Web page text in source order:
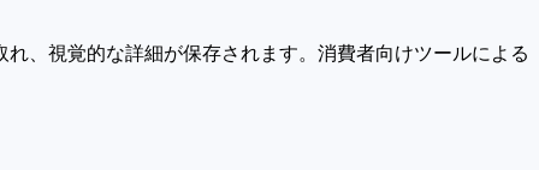
、視覚的な詳細が保存されます。消費者向けツールによる